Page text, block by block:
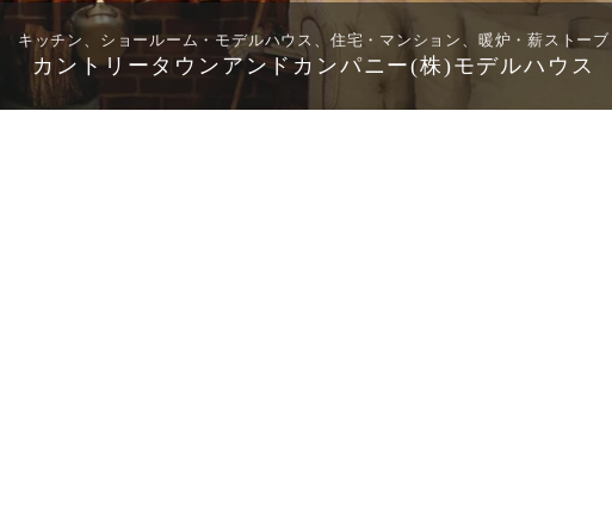
キッチン、ショールーム・モデルハウス、住宅・マンション、暖炉・薪ストーブ
カントリータウンアンドカンパニー(株)モデルハウス